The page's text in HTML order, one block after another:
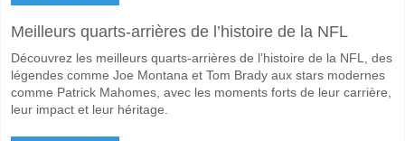
Quel sera le résultat correct attendu entre Central
Sur le côté risqué, vous pouvez essayer le Résultat Correct de 0-2
Meilleurs quarts-arrières de l’histoire de la NFL
Découvrez les meilleurs quarts-arrières de l’histoire de la NFL, des
légendes comme Joe Montana et Tom Brady aux stars modernes
comme Patrick Mahomes, avec les moments forts de leur carrière,
leur impact et leur héritage.